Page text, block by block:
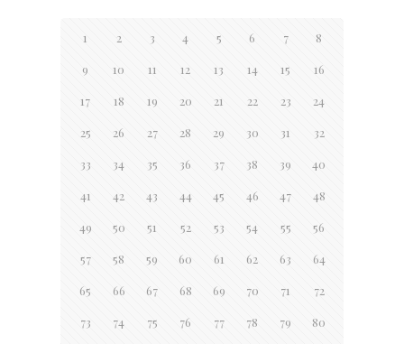
1 2 3 4 5 6 7 8
9 10 11 12 13 14 15 16
17 18 19 20 21 22 23 24
25 26 27 28 29 30 31 32
33 34 35 36 37 38 39 40
41 42 43 44 45 46 47 48
49 50 51 52 53 54 55 56
57 58 59 60 61 62 63 64
65 66 67 68 69 70 71 72
73 74 75 76 77 78 79 80